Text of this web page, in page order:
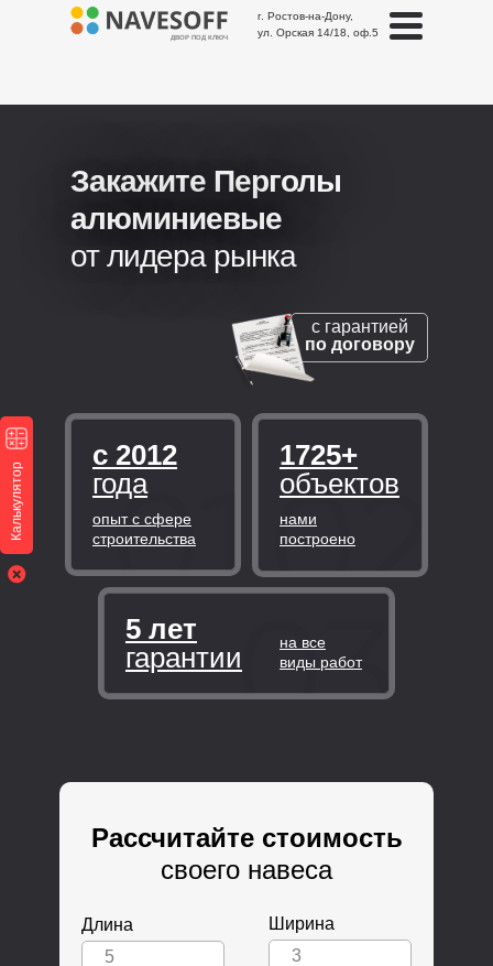
г. Ростов-на-Дону,
ул. Орская 14/18, оф.5
ДВОР ПОД КЛЮЧ
Ширина
Длина
Рассчитайте стоимость
своего навеса
Закажите Перголы
алюминиевые
от лидера рынка
с гарантией
по договору
на все
виды работ
5 лет
гарантии
нами
построено
1725+
объектов
опыт с сфере
строительства
с 2012
года
Калькулятор